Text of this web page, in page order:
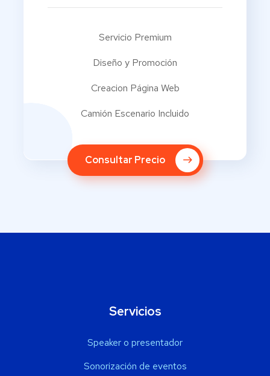
Servicio Premium
Diseño y Promoción
Creacion Página Web
Camión Escenario Incluido
Consultar Precio
Servicios
Speaker o presentador
Sonorización de eventos